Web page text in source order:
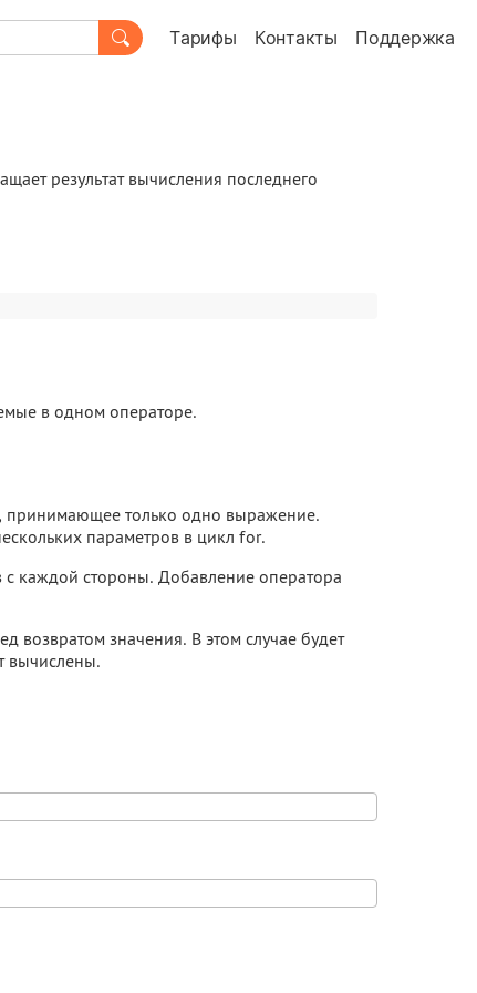
Тарифы Контакты Поддержка
результат вычисления последнего
в одном операторе.
принимающее только одно выражение.
параметров в цикл for.
каждой стороны. Добавление оператора
возвратом значения. В этом случае будет
вычислены.